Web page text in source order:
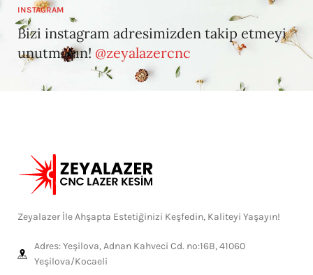
INSTAGRAM
Bizi instagram adresimizden takip etmeyi
unutmayın! @zeyalazercnc
Zeyalazer İle Ahşapta Estetiğinizi Keşfedin, Kaliteyi Yaşayın!
Adres: Yeşilova, Adnan Kahveci Cd. no:16B, 41060
Yeşilova/Kocaeli